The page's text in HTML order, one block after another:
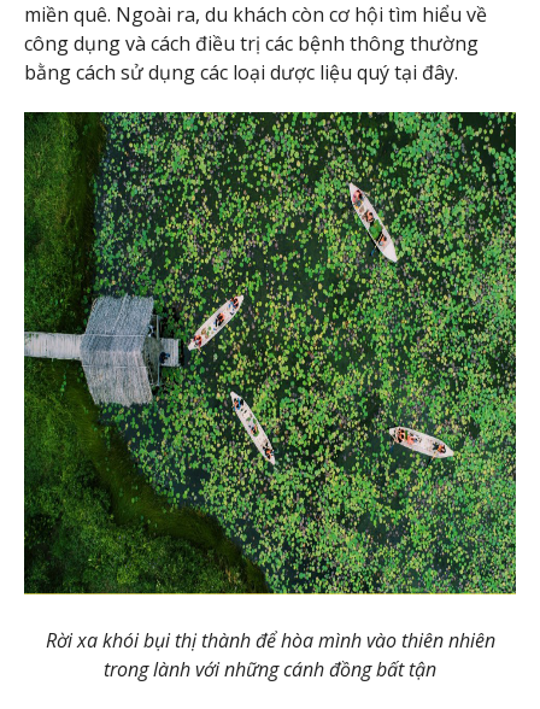
miền quê. Ngoài ra, du khách còn cơ hội tìm hiểu về
công dụng và cách điều trị các bệnh thông thường
bằng cách sử dụng các loại dược liệu quý tại đây.
Rời xa khói bụi thị thành để hòa mình vào thiên nhiên
trong lành với những cánh đồng bất tận